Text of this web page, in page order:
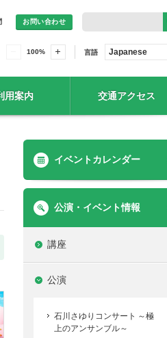
お問い合わせ
100% 言語 Japanese
用案内 交通アクセス
イベントカレンダー
公演・イベント情報
講座
公演
石川さゆりコンサート ～極
上のアンサンブル～